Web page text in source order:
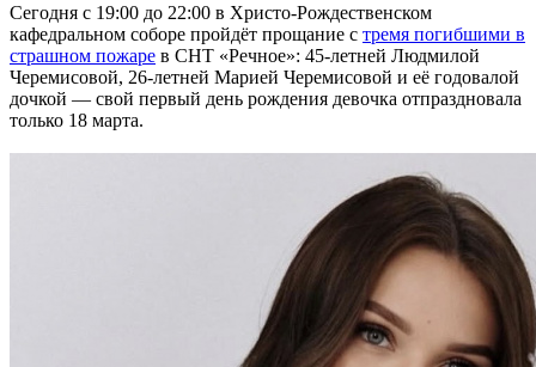
Сегодня с 19:00 до 22:00 в Христо-Рождественском
кафедральном соборе пройдёт прощание с тремя погибшими в
страшном пожаре в СНТ «Речное»: 45-летней Людмилой
Черемисовой, 26-летней Марией Черемисовой и её годовалой
дочкой — свой первый день рождения девочка отпраздновала
только 18 марта.